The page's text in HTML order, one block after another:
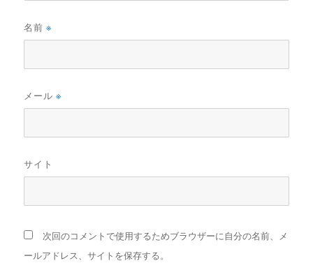
名前※
メール※
サイト
次回のコメントで使用するためブラウザーに自分の名前、メ
ールアドレス、サイトを保存する。